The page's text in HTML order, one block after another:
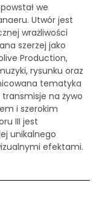
we
Utwór jest
wrażliwości
szerzej jako
Production,
rysunku oraz
tematyka
na żywo
i szerokim
III jest
unikalnego
efektami.